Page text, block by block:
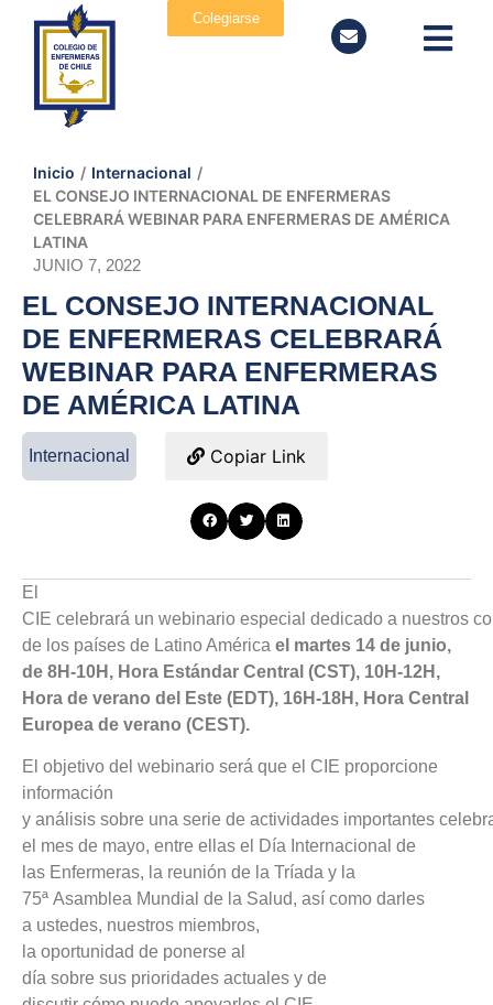
Colegiarse
Inicio / Internacional /
EL CONSEJO INTERNACIONAL DE ENFERMERAS
CELEBRARÁ WEBINAR PARA ENFERMERAS DE AMÉRICA
LATINA
JUNIO 7, 2022
EL CONSEJO INTERNACIONAL
DE ENFERMERAS CELEBRARÁ
WEBINAR PARA ENFERMERAS
DE AMÉRICA LATINA
Internacional Copiar Link
El
CIE celebrará un webinario especial dedicado a nuestros
de los países de Latino América el martes 14 de junio,
de 8H-10H, Hora Estándar Central (CST), 10H-12H,
Hora de verano del Este (EDT), 16H-18H, Hora Central
Europea de verano (CEST).
El objetivo del webinario será que el CIE proporcione
información
y análisis sobre una serie de actividades importantes
el mes de mayo, entre ellas el Día Internacional de
las Enfermeras, la reunión de la Tríada y la
75ª Asamblea Mundial de la Salud, así como darles
a ustedes, nuestros miembros,
la oportunidad de ponerse al
día sobre sus prioridades actuales y de